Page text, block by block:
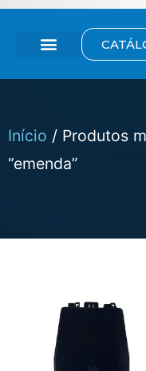
Início / Produtos
“emenda”